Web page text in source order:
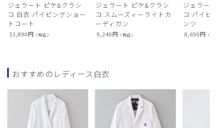
ジェラート ピケ&クラシ
コ 白衣:パイピングショー
トコート
32,890円 （税込）
ジェラート ピケ&クラシ
コ:スムーズィーライトカ
ーディガン
9,240円 （税込）
ジェラー
コ:パイピ
ンツ
8,690円 （税
おすすめのレディース白衣